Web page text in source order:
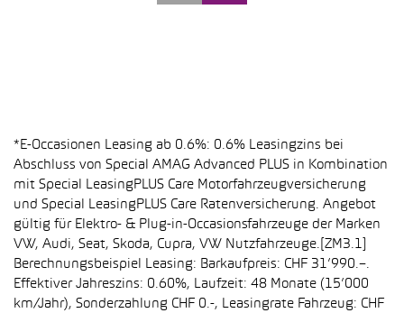
*E-Occasionen Leasing ab 0.6%: 0.6% Leasingzins bei
Abschluss von Special AMAG Advanced PLUS in Kombination
mit Special LeasingPLUS Care Motorfahrzeugversicherung
und Special LeasingPLUS Care Ratenversicherung. Angebot
gültig für Elektro- & Plug-in-Occasionsfahrzeuge der Marken
VW, Audi, Seat, Skoda, Cupra, VW Nutzfahrzeuge.[ZM3.1]
Berechnungsbeispiel Leasing: Barkaufpreis: CHF 31’990.–.
Effektiver Jahreszins: 0.60%, Laufzeit: 48 Monate (15’000
km/Jahr), Sonderzahlung CHF 0.-, Leasingrate Fahrzeug: CHF